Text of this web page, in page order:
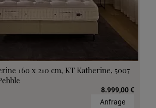
160 x 210 cm, KT Katherine, 5007
8.999,00 €
Anfrage